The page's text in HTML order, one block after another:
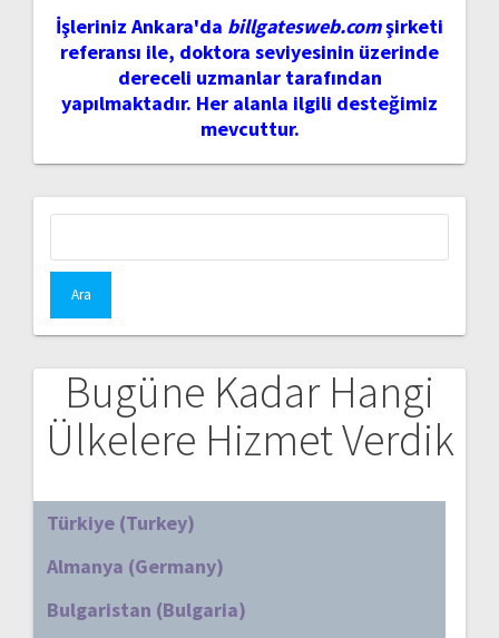
İşleriniz Ankara'da billgatesweb.comşirketi
referansı ile, doktora seviyesinin üzerinde
dereceli uzmanlar tarafından
yapılmaktadır. Her alanla ilgili desteğimiz
mevcuttur.
Bugüne Kadar Hangi
Ülkelere Hizmet Verdik
Türkiye (Turkey)
Almanya (Germany)
Bulgaristan (Bulgaria)